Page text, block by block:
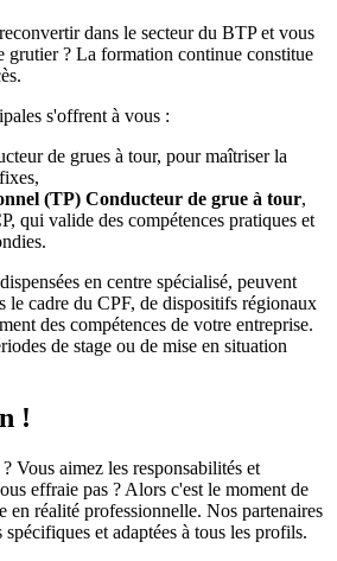
dans le secteur du BTP et vous
grutier ? La formation continue constitue
s'offrent à vous :
de grues à tour, pour maîtriser la
(TP) Conducteur de grue à tour,
qui valide des compétences pratiques et
en centre spécialisé, peuvent
le cadre du CPF, de dispositifs régionaux
des compétences de votre entreprise.
de stage ou de mise en situation
!
Vous aimez les responsabilités et
effraie pas ? Alors c'est le moment de
en réalité professionnelle. Nos partenaires
et adaptées à tous les profils.